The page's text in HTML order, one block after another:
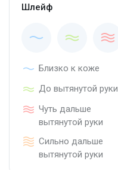
Шлейф
Близко к коже
До вытянутой руки
Чуть дальше
вытянутой руки
Сильно дальше
вытянутой руки